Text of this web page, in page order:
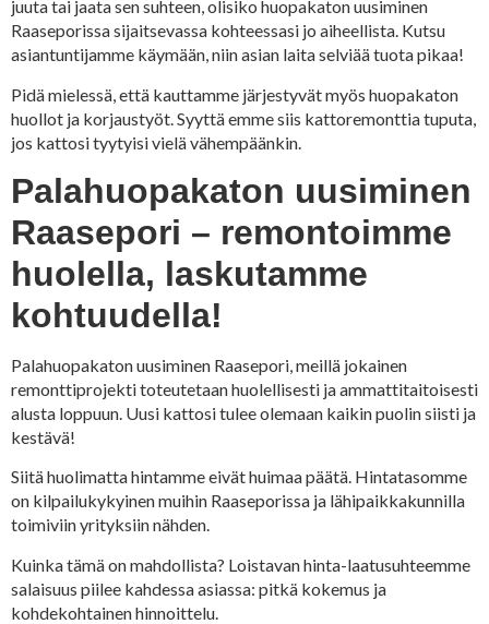
juuta tai jaata sen suhteen, olisiko huopakaton uusiminen
Raaseporissa sijaitsevassa kohteessasi jo aiheellista. Kutsu
asiantuntijamme käymään, niin asian laita selviää tuota pikaa!
Pidä mielessä, että kauttamme järjestyvät myös huopakaton
huollot ja korjaustyöt. Syyttä emme siis kattoremonttia tuputa,
jos kattosi tyytyisi vielä vähempäänkin.
Palahuopakaton uusiminen
Raasepori – remontoimme
huolella, laskutamme
kohtuudella!
Palahuopakaton uusiminen Raasepori, meillä jokainen
remonttiprojekti toteutetaan huolellisesti ja ammattitaitoisesti
alusta loppuun. Uusi kattosi tulee olemaan kaikin puolin siisti ja
kestävä!
Siitä huolimatta hintamme eivät huimaa päätä. Hintatasomme
on kilpailukykyinen muihin Raaseporissa ja lähipaikkakunnilla
toimiviin yrityksiin nähden.
Kuinka tämä on mahdollista? Loistavan hinta-laatusuhteemme
salaisuus piilee kahdessa asiassa: pitkä kokemus ja
kohdekohtainen hinnoittelu.